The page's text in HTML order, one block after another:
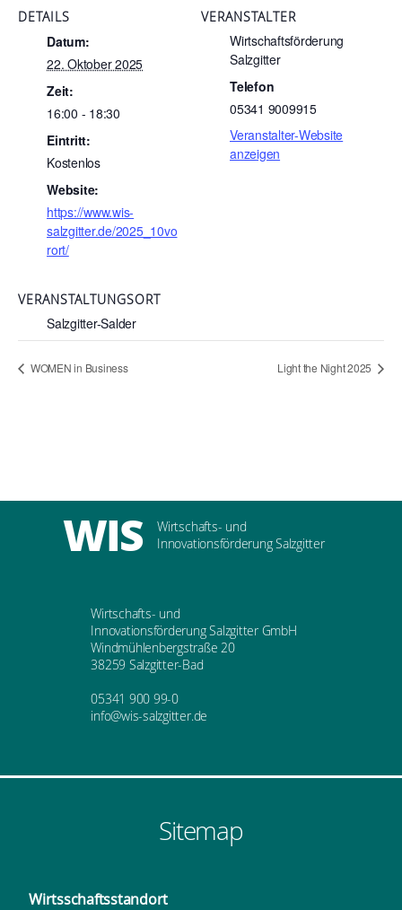
DETAILS
Datum:
22. Oktober 2025
Zeit:
16:00 - 18:30
Eintritt:
Kostenlos
Website:
https://www.wis-
salzgitter.de/2025_10vo
rort/
VERANSTALTER
Wirtschaftsförderung
Salzgitter
Telefon
05341 9009915
Veranstalter-Website
anzeigen
VERANSTALTUNGSORT
Salzgitter-Salder
WOMEN in Business Light the Night 2025
WIS
Wirtschafts- und
Innovationsförderung Salzgitter
Wirtschafts- und
Innovationsförderung Salzgitter GmbH
Windmühlenbergstraße 20
38259 Salzgitter-Bad
05341 900 99-0
info@wis-salzgitter.de
Sitemap
Wirtsschafts­standort